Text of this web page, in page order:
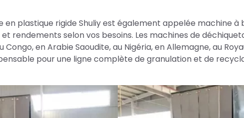
en plastique rigide Shuliy est également appelée machine à
rendements selon vos besoins. Les machines de
Congo, en Arabie Saoudite, au Nigéria, en Allemagne, au
pour une ligne complète de granulation et de